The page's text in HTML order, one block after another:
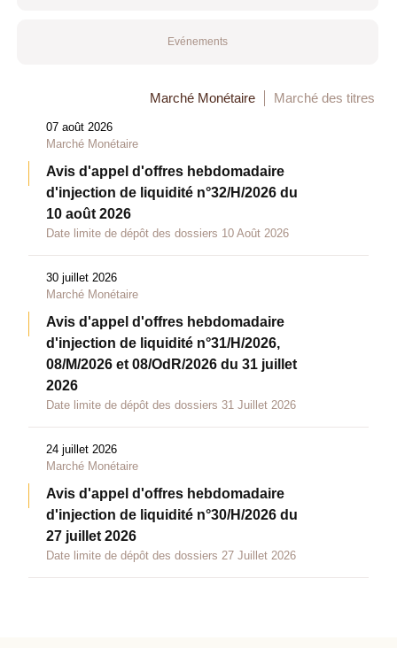
Evénements
Marché Monétaire Marché des titres
07 août 2026
Marché Monétaire
Avis d'appel d'offres hebdomadaire
d'injection de liquidité n°32/H/2026 du
10 août 2026
Date limite de dépôt des dossiers 10 Août 2026
30 juillet 2026
Marché Monétaire
Avis d'appel d'offres hebdomadaire
d'injection de liquidité n°31/H/2026,
08/M/2026 et 08/OdR/2026 du 31 juillet
2026
Date limite de dépôt des dossiers 31 Juillet 2026
24 juillet 2026
Marché Monétaire
Avis d'appel d'offres hebdomadaire
d'injection de liquidité n°30/H/2026 du
27 juillet 2026
Date limite de dépôt des dossiers 27 Juillet 2026